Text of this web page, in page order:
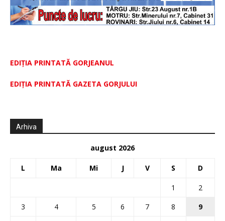
EDIȚIA PRINTATĂ GORJEANUL
EDIŢIA PRINTATĂ GAZETA GORJULUI
Arhiva
august 2026
L Ma Mi J V S D
1
2
3
4 5 6 7 8 9